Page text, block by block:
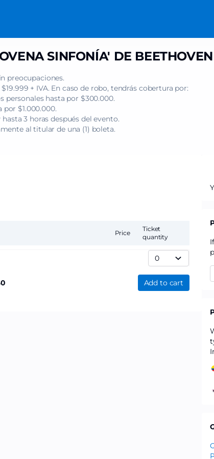
SINFONÍA' DE BEETHOVEN
preocupaciones.
+ IVA. En caso de robo, tendrás cobertura por:
hasta por $300.000.
$1.000.000.
3 horas después del evento.
al titular de una (1) boleta.
Ticket
quantity
Price
0 Add to cart